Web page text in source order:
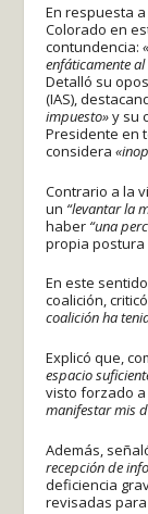
En respuesta
Colorado en
contundencia:
enfáticamente
Detalló su
(IAS),
impuesto»y su
Presidente en
considera
Contrario a la
un “levantar la
haber “una
propia postura
En este
coalición,
coalición ha
Explicó que,
espacio
visto forzado
manifestar mis
Además,
recepción de
deficiencia
revisadas